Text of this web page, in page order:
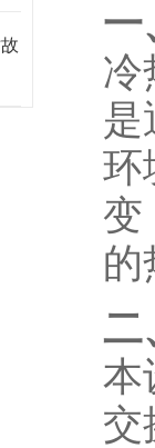
一
冷
是
环
变
的
二
本
交